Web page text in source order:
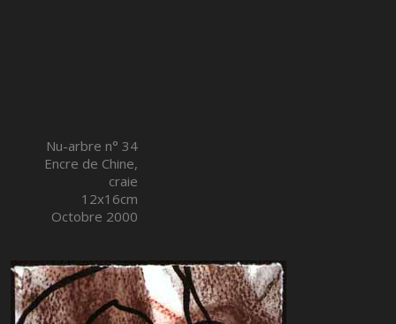
Nu-arbre n° 34
Encre de Chine,
craie
12x16cm
Octobre 2000